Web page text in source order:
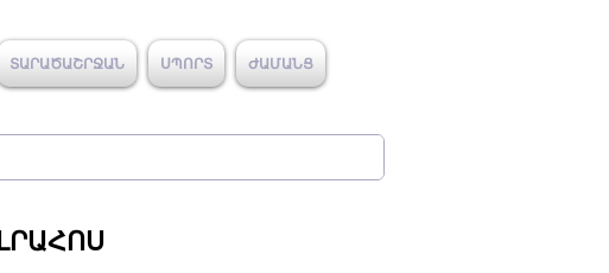
ՏԱՐԱԾԱՇՐՋԱՆ ՍՊՈՐՏ ԺԱՄԱՆՑ
ԼՐԱՀՈՍ